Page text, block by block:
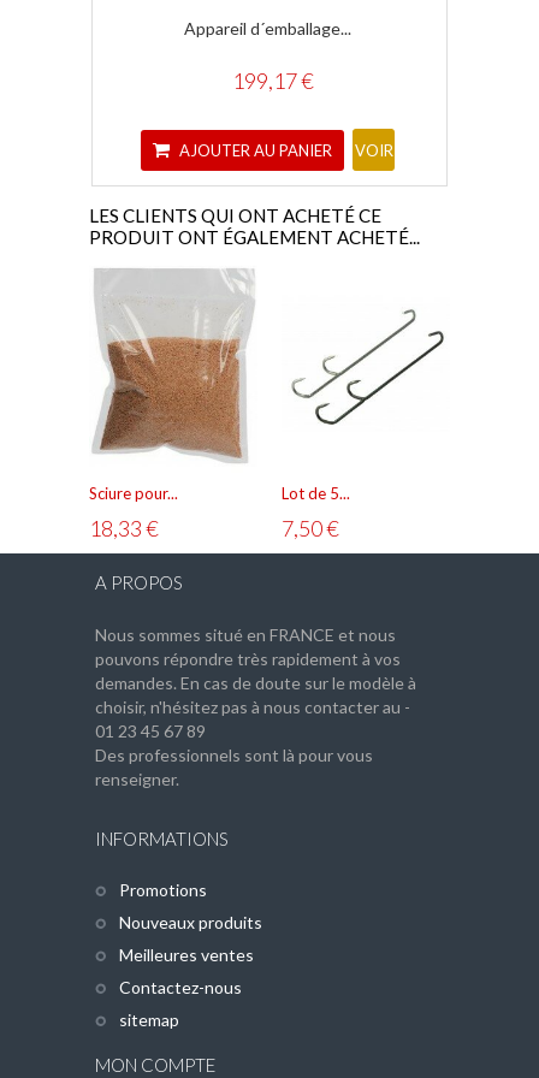
Appareil d´emballage...
199,17 €
AJOUTER AU PANIER VOIR
LES CLIENTS QUI ONT ACHETÉ CE
PRODUIT ONT ÉGALEMENT ACHETÉ...
Sciure pour...
18,33 €
Lot de 5...
7,50 €
A PROPOS
Nous sommes situé en FRANCE et nous
pouvons répondre très rapidement à vos
demandes. En cas de doute sur le modèle à
choisir, n'hésitez pas à nous contacter au -
01 23 45 67 89
Des professionnels sont là pour vous
renseigner.
INFORMATIONS
Promotions
Nouveaux produits
Meilleures ventes
Contactez-nous
sitemap
MON COMPTE